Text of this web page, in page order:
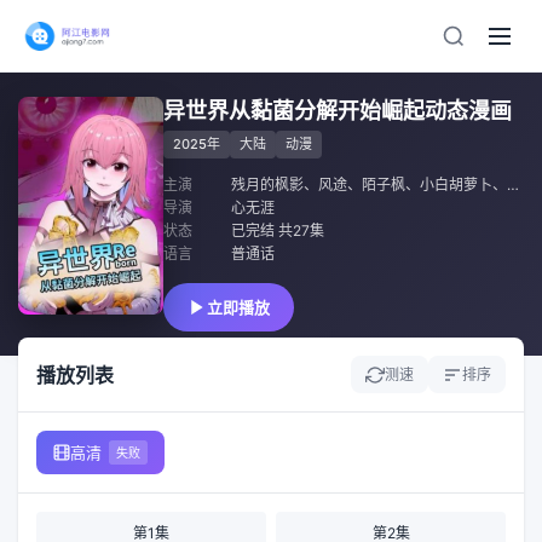
异世界从黏菌分解开始崛起动态漫画
2025年 大陆 动漫
主演 残月的枫影、 风途、 陌子枫、 小白胡萝卜、 欧阳
导演
心无涯
状态
已完结 共27集
语言
普通话
立即播放
播放列表 测速 排序
高清 失败
第1集 第2集